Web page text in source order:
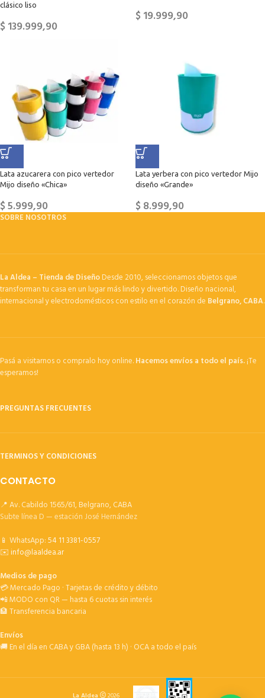
clásico liso
$139.999,90
$19.999,90
Lata azucarera con pico vertedor
Mijo diseño «Chica»
$5.999,90
Lata yerbera con pico vertedor Mijo
diseño «Grande»
$8.999,90
SOBRE NOSOTROS
La Aldea – Tienda de DiseñoDesde 2010, seleccionamos objetos que
transforman tu casa en un lugar más lindo y divertido. Diseño nacional,
internacional y electrodomésticos con estilo en el corazón de Belgrano, CABA.
Pasá a visitarnos o compralo hoy online.Hacemos envíos a todo el país.¡Te
esperamos!
PREGUNTAS FRECUENTES
TERMINOS Y CONDICIONES
CONTACTO
📍 Av. Cabildo 1565/61, Belgrano, CABA
Subte línea D — estación José Hernández
📱 WhatsApp:54 11 3381-0557
✉️info@laaldea.ar
Medios de pago
💳 Mercado Pago · Tarjetas de crédito y débito
📲 MODO con QR — hasta 6 cuotas sin interés
🏦 Transferencia bancaria
Envíos
🚚 En el día en CABA y GBA (hasta 13 h) · OCA a todo el país
La Aldea 2026